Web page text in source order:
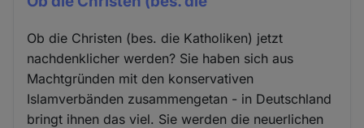
Ob die Christen (bes. die Katholiken) jetzt
nachdenklicher werden? Sie haben sich aus
Machtgründen mit den konservativen
Islamverbänden zusammengetan - in Deutschland
bringt ihnen das viel. Sie werden die neuerlichen